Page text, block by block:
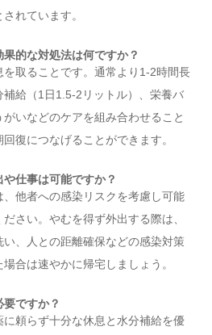
れています。
的な対処法は何ですか？
取ることです。通常より1-2時間長
補給（1日1.5-2リットル）、栄養バ
いなどのケアを組み合わせること
復につなげることができます。
仕事は可能ですか？
他者への感染リスクを考慮し可能
さい。やむを得ず外出する際は、
、人との距離確保などの感染対策
合は速やかに帰宅しましょう。
ですか？
頼らず十分な休息と水分補給を優